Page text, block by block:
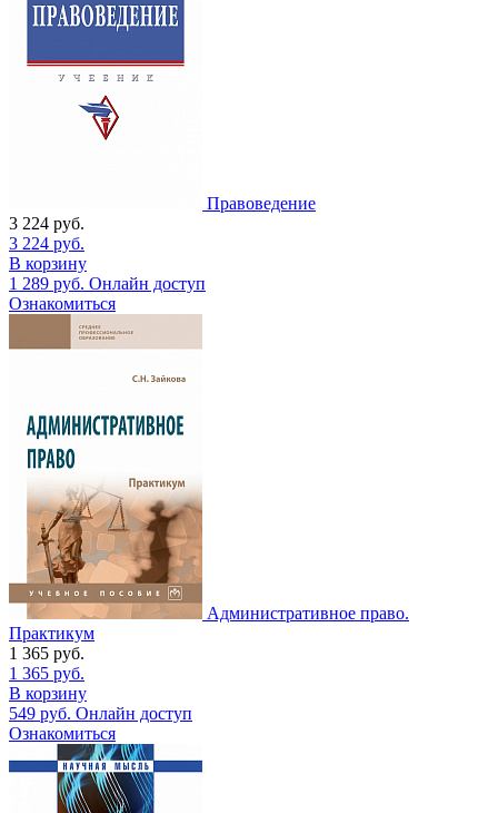
Правоведение
3 224 руб.
3 224 руб.
В корзину
1 289 руб. Онлайн доступ
Ознакомиться
Административное право.
Практикум
1 365 руб.
1 365 руб.
В корзину
549 руб. Онлайн доступ
Ознакомиться